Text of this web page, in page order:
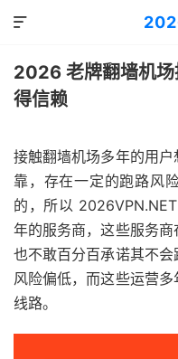

2026 老牌翻墙机
得信赖
接触翻墙机场多年的用
靠，存在一定的跑路风
的，所以
年的服务商，这些服务
也不敢百分百承诺其不
风险偏低，而这些运营
线路。